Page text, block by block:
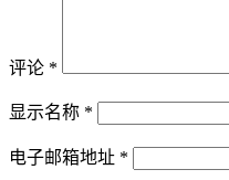
评论 *
显示名称 *
电子邮箱地址 *